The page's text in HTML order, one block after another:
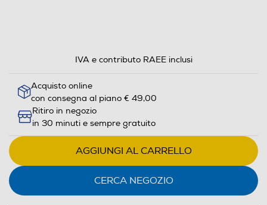
IVA e contributo RAEE inclusi
Acquisto online
con consegna al piano € 49,00
Ritiro in negozio
in 30 minuti e sempre gratuito
AGGIUNGI AL CARRELLO
CERCA NEGOZIO